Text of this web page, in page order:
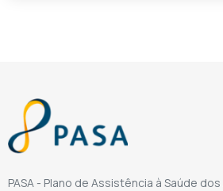
PASA - Plano de Assistência à Saúde